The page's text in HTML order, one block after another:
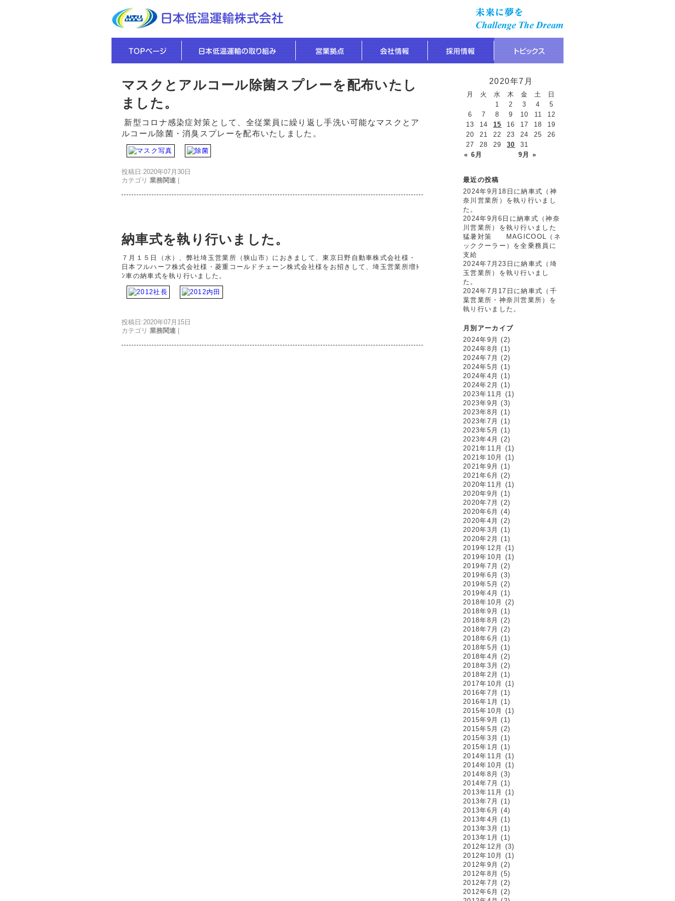
2020年7月
月 火 水 木 金 土 日
« 6月 9月 »
1 2 3 4
5
6
7 8 9 10 11
12
13
14 15 16 17 18
19
20
21 22 23 24 25
26
27
28 29 30 31
最近の投稿
2024年9月18日に納車式（神
奈川営業所）を執り行いまし
た。
2024年9月6日に納車式（神奈
川営業所）を執り行いました
猛暑対策 MAGICOOL（ネ
ッククーラー）を全乗務員に
支給
2024年7月23日に納車式（埼
玉営業所）を執り行いまし
た。
2024年7月17日に納車式（千
葉営業所・神奈川営業所）を
執り行いました。
月別アーカイブ
2024年9月 (2)
2024年8月 (1)
2024年7月 (2)
2024年5月 (1)
2024年4月 (1)
2024年2月 (1)
2023年11月
(1)
2023年9月 (3)
2023年8月 (1)
2023年7月 (1)
2023年5月 (1)
2023年4月 (2)
2021年11月
(1)
2021年10月
(1)
2021年9月 (1)
2021年6月 (2)
2020年11月
(1)
2020年9月 (1)
2020年7月 (2)
2020年6月 (4)
2020年4月 (2)
2020年3月 (1)
2020年2月 (1)
2019年12月
(1)
2019年10月
(1)
2019年7月 (2)
2019年6月 (3)
2019年5月 (2)
2019年4月 (1)
2018年10月
(2)
2018年9月 (1)
2018年8月 (2)
2018年7月 (2)
2018年6月 (1)
2018年5月 (1)
2018年4月 (2)
2018年3月 (2)
2018年2月 (1)
2017年10月
(1)
2016年7月 (1)
2016年1月 (1)
2015年10月
(1)
2015年9月 (1)
2015年5月 (2)
2015年3月 (1)
2015年1月 (1)
2014年11月
(1)
2014年10月
(1)
2014年8月 (3)
2014年7月 (1)
2013年11月
(1)
2013年7月 (1)
2013年6月 (4)
2013年4月 (1)
2013年3月 (1)
2013年1月 (1)
2012年12月
(3)
2012年10月
(1)
2012年9月 (2)
2012年8月 (5)
2012年7月 (2)
2012年6月 (2)
マスクとアルコール除菌スプレーを配布いたし
ました。
新型コロナ感染症対策として、全従業員に繰り返し手洗い可能なマスクとア
ルコール除菌・消臭スプレーを配布いたしました。
投稿日:2020年07月30日
カテゴリ 業務関連
納車式を執り行いました。
７月１５日（水）、弊社埼玉営業所（狭山市）におきまして、東京日野自動車株式会社様・
日本フルハーフ株式会社様・菱重コールドチェーン株式会社様をお招きして、埼玉営業所増ﾄ
ﾝ車の納車式を執り行いました。
投稿日:2020年07月15日
カテゴリ 業務関連